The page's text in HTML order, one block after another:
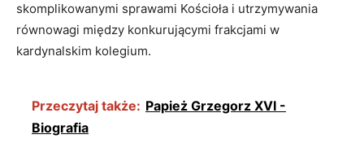
skomplikowanymi sprawami Kościoła i utrzymywania
równowagi między konkurującymi frakcjami w
kardynalskim kolegium.
Przeczytaj także: Papież Grzegorz XVI -
Biografia